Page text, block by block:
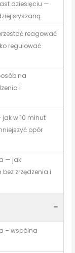
dziesięciu —
słyszaną
reagować
regulować
na
i
w 10 minut
opór
— jak
zrzędzenia i
-
– wspólna